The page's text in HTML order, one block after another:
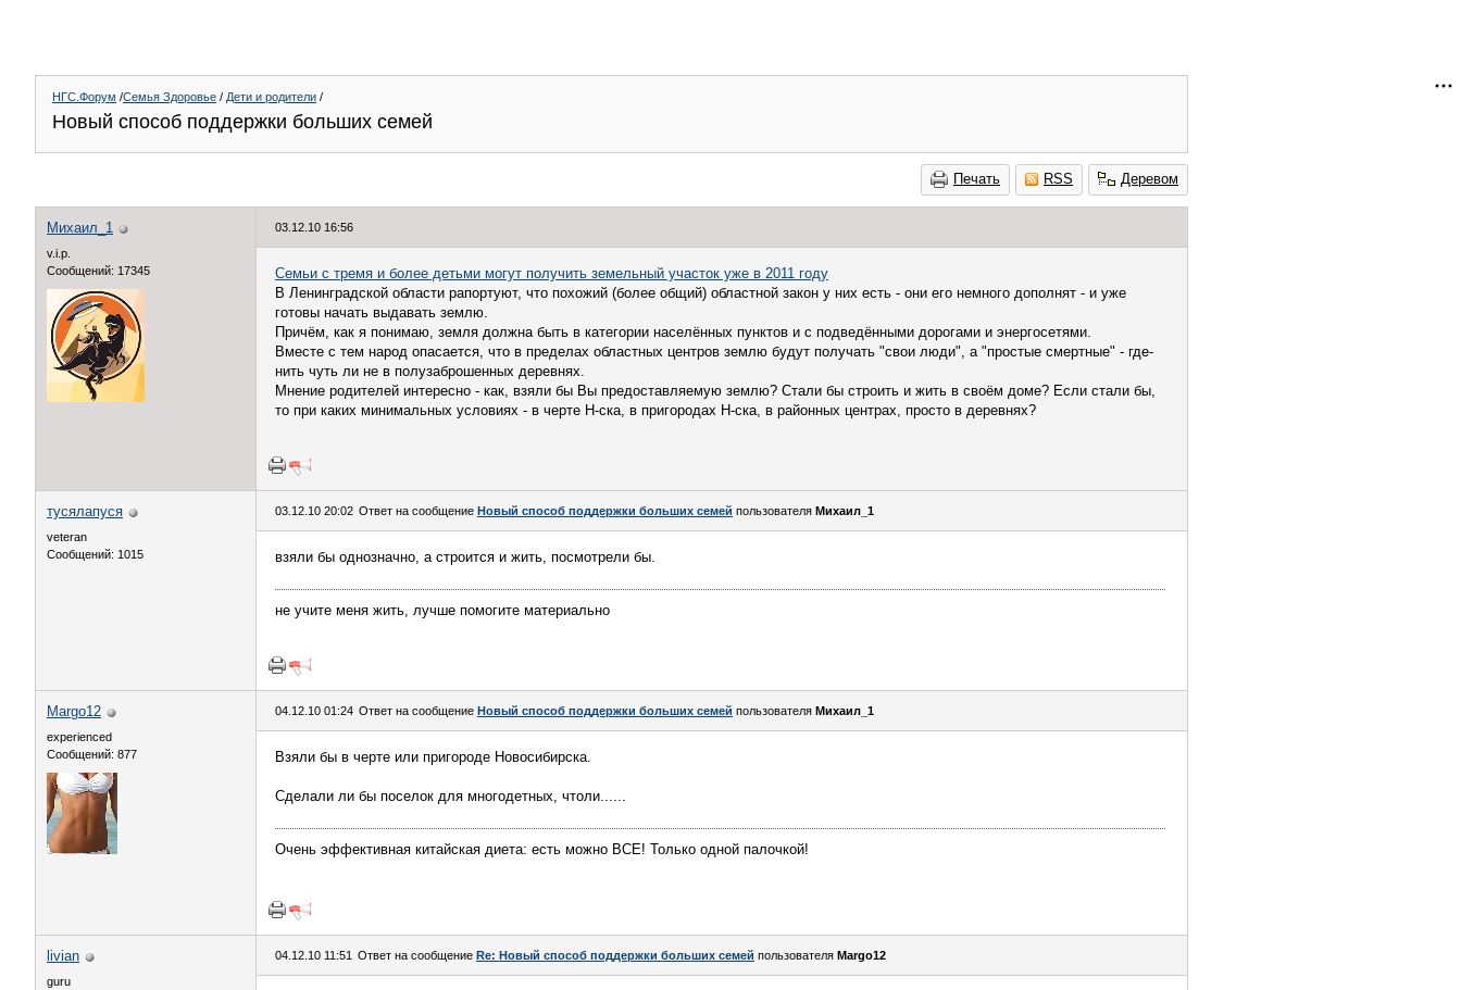
НГС.Форум /Семья Здоровье / Дети и родители /
Новый способ поддержки больших семей
Печать RSS Деревом
Михаил_1
v.i.p.
Сообщений: 17345
03.12.10 16:56
Семьи с тремя и более детьми могут получить земельный участок уже в 2011 году
В Ленинградской области рапортуют, что похожий (более общий) областной закон у них есть - они его немного дополнят - и уже
готовы начать выдавать землю.
Причём, как я понимаю, земля должна быть в категории населённых пунктов и с подведёнными дорогами и энергосетями.
Вместе с тем народ опасается, что в пределах областных центров землю будут получать "свои люди", а "простые смертные" - где-
нить чуть ли не в полузаброшенных деревнях.
Мнение родителей интересно - как, взяли бы Вы предоставляемую землю? Стали бы строить и жить в своём доме? Если стали бы,
то при каких минимальных условиях - в черте Н-ска, в пригородах Н-ска, в районных центрах, просто в деревнях?
тусялапуся
veteran
Сообщений: 1015
03.12.10 20:02 Ответ на сообщение Новый способ поддержки больших семей пользователя Михаил_1
взяли бы однозначно, а строится и жить, посмотрели бы.
не учите меня жить, лучше помогите материально
Margo12
experienced
Сообщений: 877
04.12.10 01:24 Ответ на сообщение Новый способ поддержки больших семей пользователя Михаил_1
Взяли бы в черте или пригороде Новосибирска.
Сделали ли бы поселок для многодетных, чтоли......
Очень эффективная китайская диета: есть можно ВСЕ! Только одной палочкой!
livian
guru
04.12.10 11:51 Ответ на сообщение Re: Новый способ поддержки больших семей пользователя Margo12